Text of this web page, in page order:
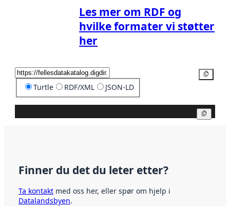
Les mer om RDF og
hvilke formater vi støtter
her
Turtle RDF/XML JSON-LD
Finner du det du leter etter?
Ta kontakt med oss her, eller spør om hjelp i
Datalandsbyen.